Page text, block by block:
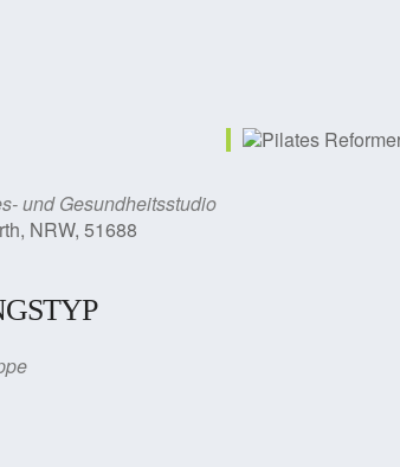
und Gesundheitsstudio
NRW, 51688